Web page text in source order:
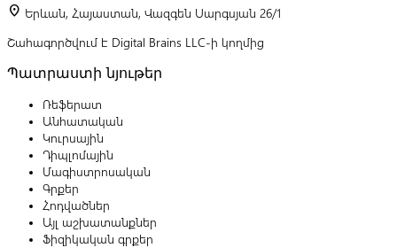
location_on Երևան, Հայաստան, Վազգեն Սարգսյան 26/1
Շահագործվում է Digital Brains LLC-ի կողմից
Պատրաստի նյութեր
Ռեֆերատ
Անհատական
Կուրսային
Դիպլոմային
Մագիստրոսական
Գրքեր
Հոդվածներ
Այլ աշխատանքներ
Ֆիզիկական գրքեր